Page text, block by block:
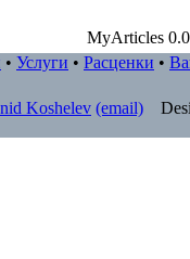
MyArticles
• Услуги • Расценки •
Koshelev (email)